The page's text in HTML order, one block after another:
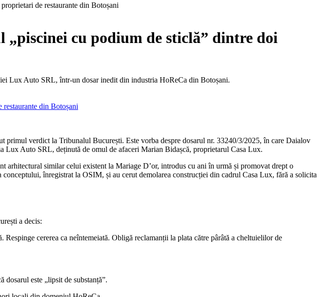
de restaurante din Botoșani
„piscinei cu podium de sticlă” dintre doi
Lux Auto SRL, într-un dosar inedit din industria HoReCa din Botoșani.
primul verdict la Tribunalul București. Este vorba despre dosarul nr. 33240/3/2025, în care Daialov
Auto SRL, deținută de omul de afaceri Marian Bidașcă, proprietarul Casa Lux.
similar celui existent la Mariage D’or, introdus cu ani în urmă și promovat drept o
înregistrat la OSIM, și au cerut demolarea construcției din cadrul Casa Lux, fără a solicita
a decis:
cererea ca neîntemeiată. Obligă reclamanții la plata către pârâtă a cheltuielilor de
este „lipsit de substanță”.